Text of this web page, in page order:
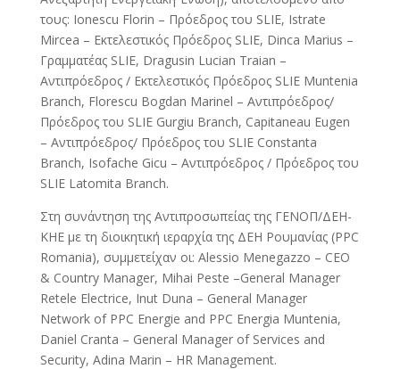
τους: Ionescu Florin – Πρόεδρος του SLIE, Istrate
Mircea – Εκτελεστικός Πρόεδρος SLIE, Dinca Marius –
Γραμματέας SLIE, Dragusin Lucian Traian –
Αντιπρόεδρος / Εκτελεστικός Πρόεδρος SLIE Muntenia
Branch, Florescu Bogdan Marinel – Αντιπρόεδρος/
Πρόεδρος του SLIE Gurgiu Branch, Capitaneau Eugen
– Αντιπρόεδρος/ Πρόεδρος του SLIE Constanta
Branch, Isofache Gicu – Αντιπρόεδρος / Πρόεδρος του
SLIE Latomita Branch.
Στη συνάντηση της Αντιπροσωπείας της ΓΕΝΟΠ/ΔΕΗ-
ΚΗΕ με τη διοικητική ιεραρχία της ΔΕΗ Ρουμανίας (PPC
Romania), συμμετείχαν οι: Alessio Menegazzo – CEO
& Country Manager, Mihai Peste –General Manager
Retele Electrice, Inut Duna – General Manager
Network of PPC Energie and PPC Energia Muntenia,
Daniel Cranta – General Manager of Services and
Security, Adina Marin – HR Management.